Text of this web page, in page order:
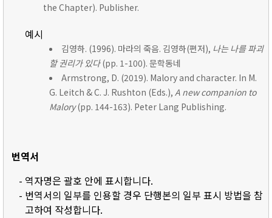
the Chapter). Publisher.
예시
김영하. (1996). 마라의 죽음. 김영하(편저), 나는 나를 파괴
할 권리가 있다(pp. 1-100). 문학동네
Armstrong, D. (2019). Malory and character. In M.
G. Leitch & C. J. Rushton (Eds.), A new companion to
Malory(pp. 144-163). Peter Lang Publishing.
번역서
- 역자명은 괄호 안에 표시합니다.
- 번역서의 일부를 인용할 경우 단행본의 일부 표시 방법을 참
고하여 작성합니다.